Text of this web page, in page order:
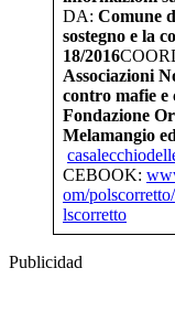
DA: Comune
sostegno e la
18/2016
Associazioni
contro mafie
Fondazione
Melamangio
CEBOOK:
om/polscorretto/
lscorretto
Publicidad